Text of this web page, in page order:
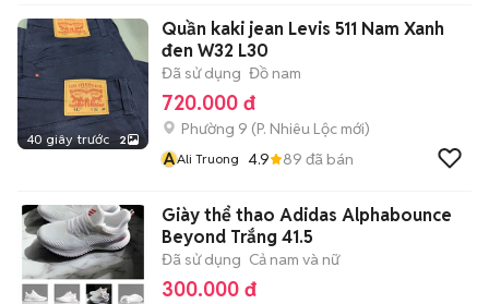
40 giây trước 2
Quần kaki jean Levis 511 Nam Xanh
đen W32 L30
Đã sử dụng Đồ nam
720.000 đ
Phường 9 (P. Nhiêu Lộc mới)
AAli Truong 4.9 89 đã bán
Giày thể thao Adidas Alphabounce
Beyond Trắng 41.5
Đã sử dụng Cả nam và nữ
300.000 đ